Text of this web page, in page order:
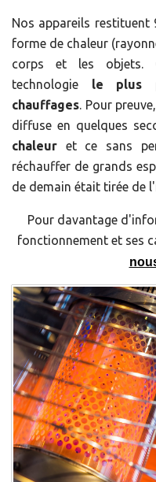
Nos appareils restituent
forme de chaleur
corps et les objets.
technologie le plus
chauffages. Pour
diffuse en quelques
chaleur et ce sans
réchauffer de grands
de demain était tirée de
Pour davantage
fonctionnement et ses